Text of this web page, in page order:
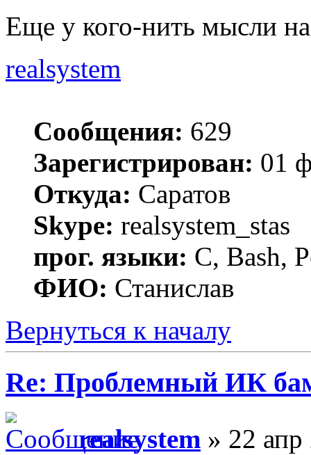
Еще у кого-нить мысли на
realsystem
Сообщения: 629
Зарегистрирован: 01
Откуда: Саратов
Skype: realsystem_stas
прог. языки: C, Bash,
ФИО: Станислав
Вернуться к началу
Re: Проблемный ИК
realsystem » 22